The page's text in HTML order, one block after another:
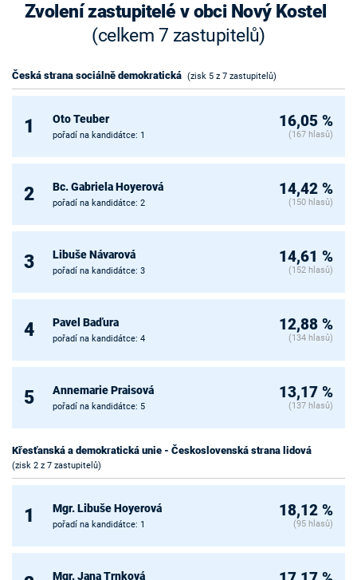
Zvolení zastupitelé v obci Nový Kostel
(celkem 7 zastupitelů)
Česká strana sociálně demokratická (zisk 5 z 7 zastupitelů)
1 Oto Teuber
pořadí na kandidátce: 1
16,05 %
(167 hlasů)
2 Bc. Gabriela Hoyerová
pořadí na kandidátce: 2
14,42 %
(150 hlasů)
3 Libuše Návarová
pořadí na kandidátce: 3
14,61 %
(152 hlasů)
4 Pavel Baďura
pořadí na kandidátce: 4
12,88 %
(134 hlasů)
5 Annemarie Praisová
pořadí na kandidátce: 5
13,17 %
(137 hlasů)
Křesťanská a demokratická unie - Československá strana lidová
(zisk 2 z 7 zastupitelů)
1 Mgr. Libuše Hoyerová
pořadí na kandidátce: 1
18,12 %
(95 hlasů)
Mgr. Jana Trnková